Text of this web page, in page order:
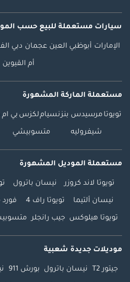
130348-CVKTH
سيارات مستعملة للبيع حسب
الإمارات أبوظبي العين عجمان دبي
أم القيوين
مستعملة الماركة المشهورة
تويوتا مرسيدس بنزنسياملكزس بي ام
شيفروليه متسوبيشي
مستعملة الموديل المشهورة
تويوتا لاند كروزر نيسان باترول
نيسان ألتيما تويوتا راف 4
تويوتا هيلوكس جيب رانجلر
موديلات جديدة شعبية
جيتور T2 نيسان باترول بورش 911